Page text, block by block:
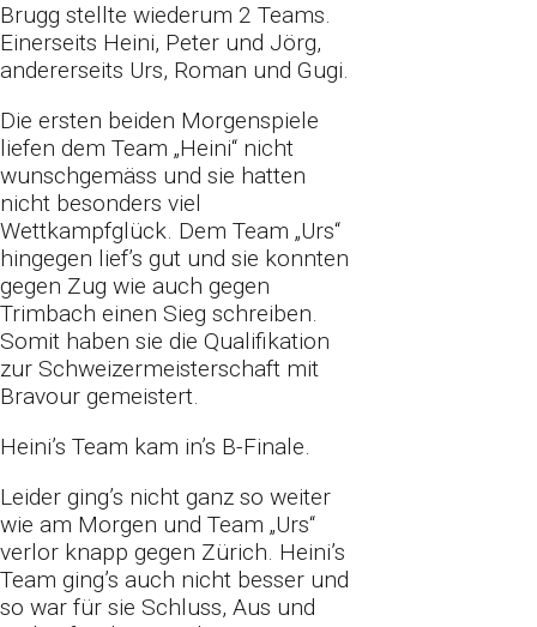
Brugg stellte wiederum 2 Teams.
Einerseits Heini, Peter und Jörg,
andererseits Urs, Roman und Gugi.
Die ersten beiden Morgenspiele
liefen dem Team „Heini“ nicht
wunschgemäss und sie hatten
nicht besonders viel
Wettkampfglück. Dem Team „Urs“
hingegen lief’s gut und sie konnten
gegen Zug wie auch gegen
Trimbach einen Sieg schreiben.
Somit haben sie die Qualifikation
zur Schweizermeisterschaft mit
Bravour gemeistert.
Heini’s Team kam in’s B-Finale.
Leider ging’s nicht ganz so weiter
wie am Morgen und Team „Urs“
verlor knapp gegen Zürich. Heini’s
Team ging’s auch nicht besser und
so war für sie Schluss, Aus und